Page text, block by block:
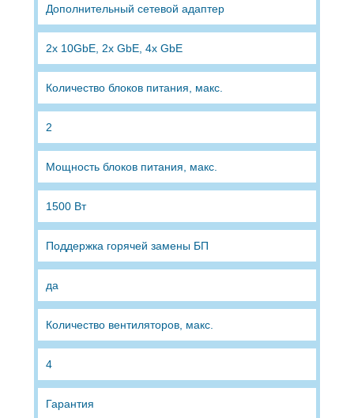
Дополнительный сетевой адаптер
2x 10GbE, 2х GbE, 4x GbE
Количество блоков питания, макс.
2
Мощность блоков питания, макс.
1500 Вт
Поддержка горячей замены БП
да
Количество вентиляторов, макс.
4
Гарантия